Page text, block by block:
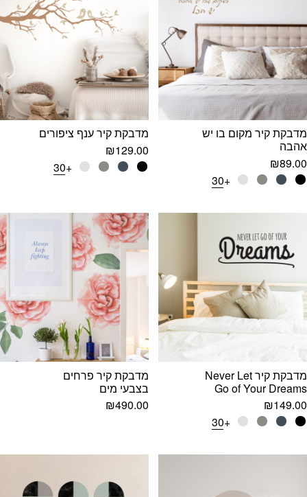
מדבקת קיר מקום בו יש
אהבה
₪89.00
+30
מדבקת קיר ענף ציפורים
₪129.00
+30
מדבקת קיר Never Let
Go of Your Dreams
₪149.00
+30
מדבקת קיר פרחים
בצבעי מים
₪490.00